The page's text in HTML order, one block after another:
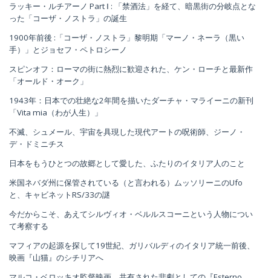
ラッキー・ルチアーノ Part Ⅰ : 「禁酒法」を経て、暗黒街の分岐点とな
った「コーザ・ノストラ」の誕生
1900年前後 :「コーザ・ノストラ」黎明期「マーノ・ネーラ（黒い
手）」とジョセフ・ペトロシーノ
スピンオフ：ローマの街に熱烈に歓迎された、ケン・ローチと最新作
「オールド・オーク」
1943年：日本での壮絶な2年間を描いたダーチャ・マライーニの新刊
「Vita mia（わが人生）」
不滅、シュメール、宇宙を具現した現代アートの呪術師、ジーノ・
デ・ドミニチス
日本をもうひとつの故郷として愛した、ふたりのイタリア人のこと
米国ネバダ州に保管されている（と言われる）ムッソリーニのUfo
と、キャビネットRS/33の謎
今だからこそ、あえてシルヴィオ・ベルルスコーニという人物につい
て考察する
マフィアの起源を探して19世紀、ガリバルディのイタリア統一前後、
映画『山猫』のシチリアへ